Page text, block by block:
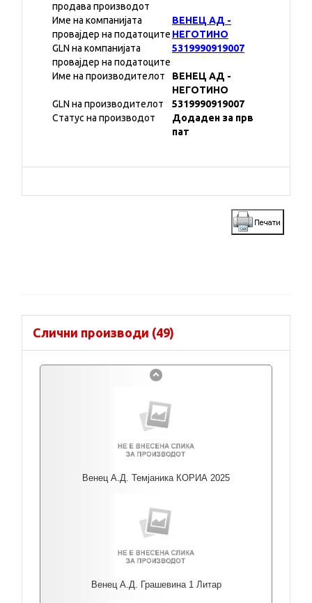
продава производот
Име на компанијата
провајдер на податоците
ВЕНЕЦ АД -
НЕГОТИНО
GLN на компанијата
провајдер на податоците
5319990919007
Име на производителот
ВЕНЕЦ АД -
НЕГОТИНО
GLN на производителот
5319990919007
Статус на производот
Додаден за прв
пат
Слични производи (49)
Венец А.Д. Темјаника КОРИА 2025
Венец А.Д. Грашевина 1 Литар